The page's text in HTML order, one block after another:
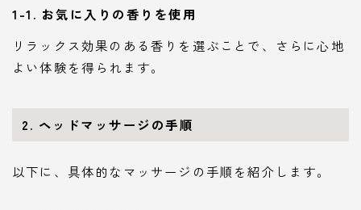
1-1. お気に入りの香りを使用
リラックス効果のある香りを選ぶことで、さらに心地
よい体験を得られます。
2. ヘッドマッサージの手順
以下に、具体的なマッサージの手順を紹介します。